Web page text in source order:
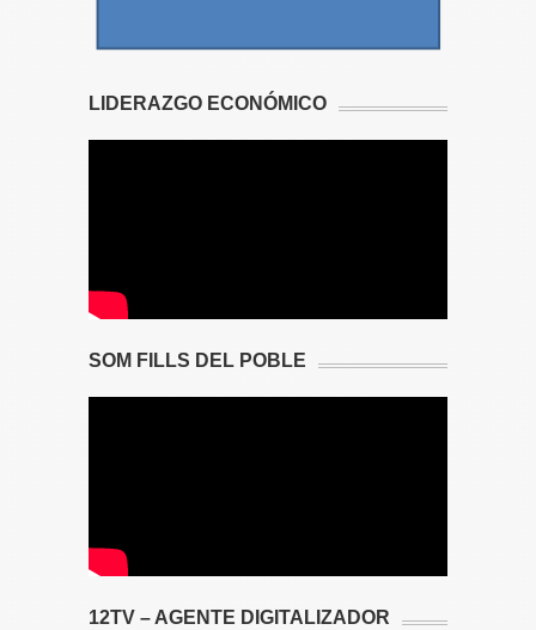
LIDERAZGO ECONÓMICO
SOM FILLS DEL POBLE
12TV – AGENTE DIGITALIZADOR